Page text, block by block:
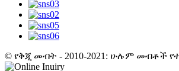
© የቅጂ መብት - 2010-2021: ሁሉም መብቶች